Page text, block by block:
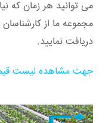
می توانید هر زمان که
مجموعه ما از
دریافت نمایید.
جهت مشاهده لیست